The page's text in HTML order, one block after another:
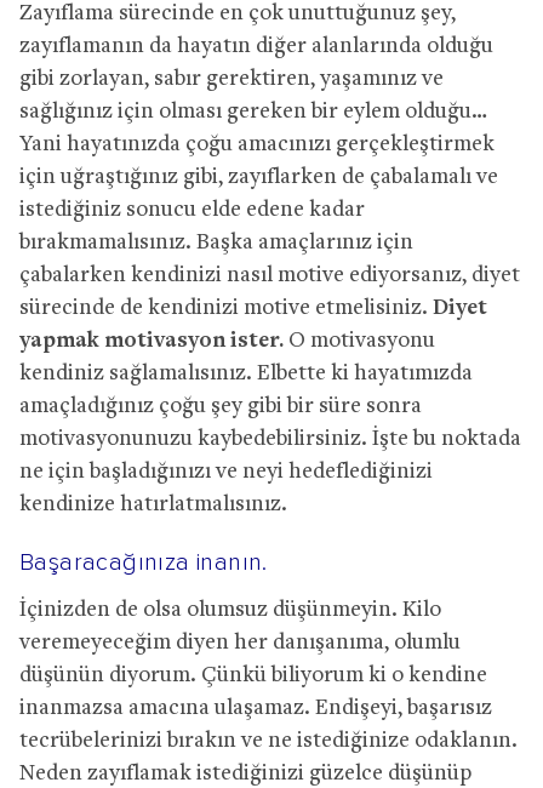
Zayıflama sürecinde en çok unuttuğunuz şey,
zayıflamanın da hayatın diğer alanlarında olduğu
gibi zorlayan, sabır gerektiren, yaşamınız ve
sağlığınız için olması gereken bir eylem olduğu…
Yani hayatınızda çoğu amacınızı gerçekleştirmek
için uğraştığınız gibi, zayıflarken de çabalamalı ve
istediğiniz sonucu elde edene kadar
bırakmamalısınız. Başka amaçlarınız için
çabalarken kendinizi nasıl motive ediyorsanız, diyet
sürecinde de kendinizi motive etmelisiniz. Diyet
yapmak motivasyon ister. O motivasyonu
kendiniz sağlamalısınız. Elbette ki hayatımızda
amaçladığınız çoğu şey gibi bir süre sonra
motivasyonunuzu kaybedebilirsiniz. İşte bu noktada
ne için başladığınızı ve neyi hedeflediğinizi
kendinize hatırlatmalısınız.
Başaracağınıza inanın.
İçinizden de olsa olumsuz düşünmeyin. Kilo
veremeyeceğim diyen her danışanıma, olumlu
düşünün diyorum. Çünkü biliyorum ki o kendine
inanmazsa amacına ulaşamaz. Endişeyi, başarısız
tecrübelerinizi bırakın ve ne istediğinize odaklanın.
Neden zayıflamak istediğinizi güzelce düşünüp